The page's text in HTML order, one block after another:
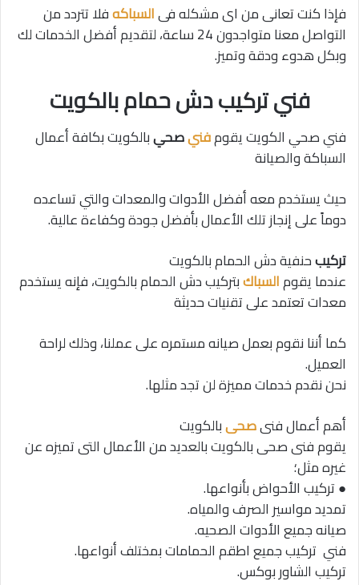
فإذا كنت تعانى من اى مشكله فىالسباكهفلا تتردد من
التواصل معنا متواجدون 24 ساعة، لتقديم أفضل الخدمات لك
وبكل هدوء ودقة وتميز.
فني تركيب دش حمام بالكويت
فني صحي الكويت يقومفنيصحيبالكويت بكافة أعمال
السباكة والصيانة
حيث يستخدم معه أفضل الأدوات والمعدات والتي تساعده
دوماً على إنجاز تلك الأعمال بأفضل جودة وكفاءة عالية.
تركيبحنفية دش الحمام بالكويت
عندما يقومالسباكبتركيب دش الحمام بالكويت، فإنه يستخدم
معدات تعتمد على تقنيات حديثة
كما أننا نقوم بعمل صيانه مستمره على عملنا، وذلك لراحة
العميل.
نحن نقدم خدمات مميزة لن تجد مثلها.
أهم أعمال فنىصحىبالكويت
يقوم فنى صحى بالكويت بالعديد من الأعمال التى تميزه عن
غيره مثل؛
● تركيب الأحواض بأنواعها.
تمديد مواسير الصرف والمياه.
صيانه جميع الأدوات الصحيه.
فني تركيب جميع اطقم الحمامات بمختلف أنواعها.
تركيب الشاور بوكس.